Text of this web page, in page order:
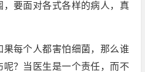
要面对各式各样的病人，真
果每个人都害怕细菌，那么谁
？当医生是一个责任，而不